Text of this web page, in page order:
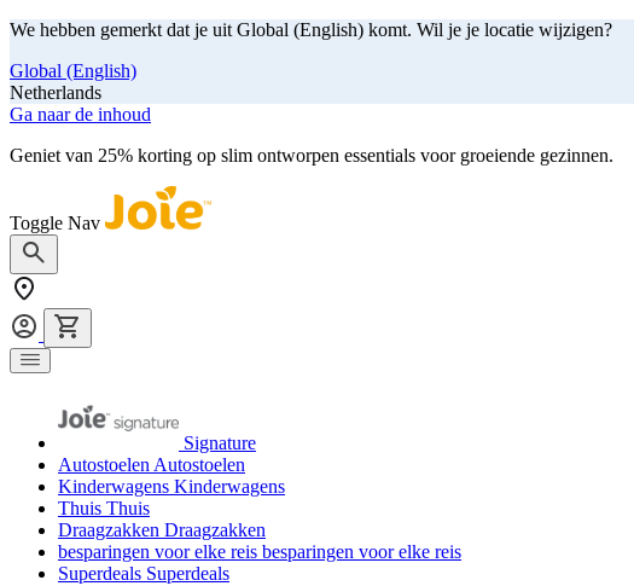
We hebben gemerkt dat je uit Global (English) komt. Wil je je locatie wijzigen?
Global (English)
Netherlands
Ga naar de inhoud
Geniet van 25% korting op slim ontworpen essentials voor groeiende gezinnen.
Toggle Nav
Signature
AutostoelenAutostoelen
Kinderwagens Kinderwagens
Thuis Thuis
Draagzakken Draagzakken
besparingen voor elke reis besparingen voor elke reis
Superdeals Superdeals